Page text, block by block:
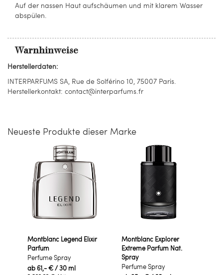
Auf der nassen Haut aufschäumen und mit klarem Wasser
abspülen.
Warnhinweise
Herstellerdaten:
INTERPARFUMS SA, Rue de Solférino 10, 75007 Paris.
Herstellerkontakt: contact@interparfums.fr
Neueste Produkte dieser Marke
Montblanc Legend Elixir
Parfum
Perfume Spray
ab 61,- €/ 30 ml
Montblanc Explorer
Extreme Parfum Nat.
Spray
Perfume Spray